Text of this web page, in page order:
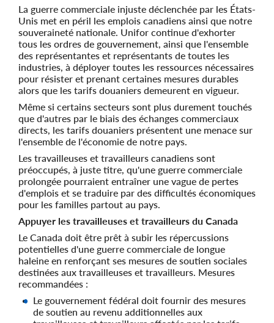
La guerre commerciale injuste déclenchée par les États-
Unis met en péril les emplois canadiens ainsi que notre
souveraineté nationale. Unifor continue d'exhorter
tous les ordres de gouvernement, ainsi que l'ensemble
des représentantes et représentants de toutes les
industries, à déployer toutes les ressources nécessaires
pour résister et prenant certaines mesures durables
alors que les tarifs douaniers demeurent en vigueur.
Même si certains secteurs sont plus durement touchés
que d'autres par le biais des échanges commerciaux
directs, les tarifs douaniers présentent une menace sur
l'ensemble de l'économie de notre pays.
Les travailleuses et travailleurs canadiens sont
préoccupés, à juste titre, qu'une guerre commerciale
prolongée pourraient entraîner une vague de pertes
d'emplois et se traduire par des difficultés économiques
pour les familles partout au pays.
Appuyer les travailleuses et travailleurs du Canada
Le Canada doit être prêt à subir les répercussions
potentielles d'une guerre commerciale de longue
haleine en renforçant ses mesures de soutien sociales
destinées aux travailleuses et travailleurs. Mesures
recommandées :
Le gouvernement fédéral doit fournir des mesures
de soutien au revenu additionnelles aux